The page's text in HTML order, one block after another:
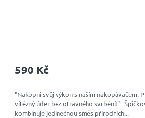
z
hvězdiček.
590 Kč
"Nakopni svůj výkon s naším nakopávačem:
vítězný úder bez otravného svrbění!"
kombinuje jedinečnou směs přírodních...